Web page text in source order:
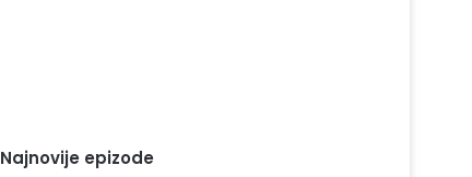
Najnovije epizode